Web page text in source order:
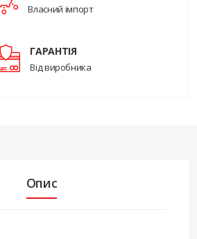
Власний імпорт
ГАРАНТІЯ
Від виробника
Опис